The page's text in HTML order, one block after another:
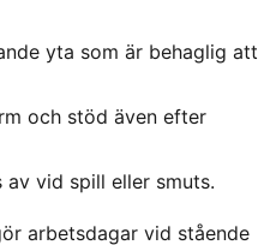
yta som är behaglig att
och stöd även efter
vid spill eller smuts.
arbetsdagar vid stående